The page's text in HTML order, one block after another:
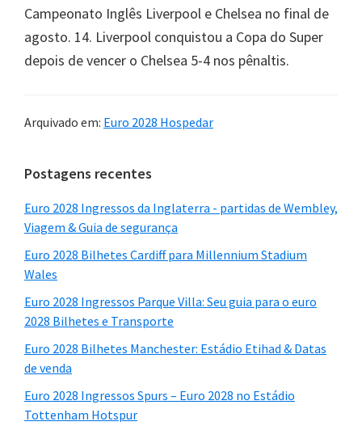
Campeonato Inglês Liverpool e Chelsea no final de
agosto. 14. Liverpool conquistou a Copa do Super
depois de vencer o Chelsea 5-4 nos pênaltis.
Arquivado em: Euro 2028 Hospedar
Barra
lateral
principal
Postagens recentes
Euro 2028 Ingressos da Inglaterra - partidas de Wembley,
Viagem & Guia de segurança
Euro 2028 Bilhetes Cardiff para Millennium Stadium
Wales
Euro 2028 Ingressos Parque Villa: Seu guia para o euro
2028 Bilhetes e Transporte
Euro 2028 Bilhetes Manchester: Estádio Etihad & Datas
de venda
Euro 2028 Ingressos Spurs – Euro 2028 no Estádio
Tottenham Hotspur